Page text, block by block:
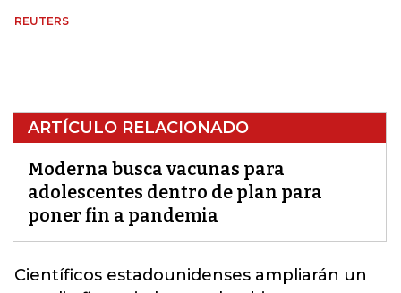
REUTERS
ARTÍCULO RELACIONADO
Moderna busca vacunas para
adolescentes dentro de plan para
poner fin a pandemia
Científicos estadounidenses ampliarán un